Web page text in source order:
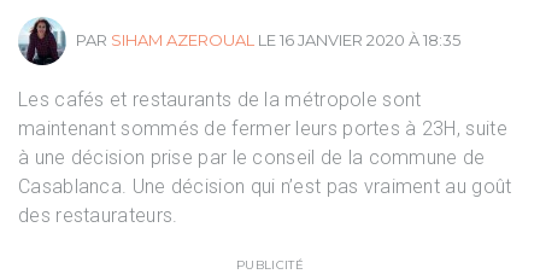
PAR SIHAM AZEROUAL LE 16 JANVIER 2020 À 18:35
Les cafés et restaurants de la métropole sont
maintenant sommés de fermer leurs portes à 23H, suite
à une décision prise par le conseil de la commune de
Casablanca. Une décision qui n’est pas vraiment au goût
des restaurateurs.
PUBLICITÉ